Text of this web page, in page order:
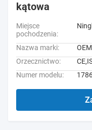
kątowa
Miejsce
pochodzenia:
Nazwa marki:
OEM
Orzecznictwo:
Numer modelu: